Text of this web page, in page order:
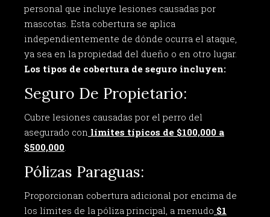
personal que incluye lesiones causadas por
mascotas. Esta cobertura se aplica
independientemente de dónde ocurra el ataque,
ya sea en la propiedad del dueño o en otro lugar.
Los tipos de cobertura de seguro incluyen:
Seguro De Propietario:
Cubre lesiones causadas por el perro del
asegurado con límites típicos de $100,000 a
$500,000.
Pólizas Paraguas:
Proporcionan cobertura adicional por encima de
los límites de la póliza principal, a menudo $1